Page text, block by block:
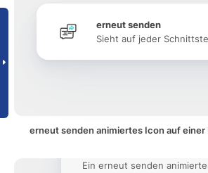
erneut senden
Sieht auf jeder
erneut senden animiertes Icon auf
Ein erneut senden